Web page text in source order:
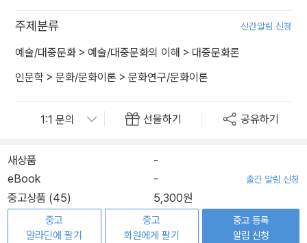
주제분류 신간알림 신청
예술/대중문화 > 예술/대중문화의 이해 > 대중문화론
인문학 > 문화/문화이론 > 문화연구/문화이론
선물하기 공유하기
새상품
-
eBook
- 출간 알림 신청
중고상품 (45) 5,300원
중고
알라딘에 팔기
중고
회원에게 팔기
중고 등록
알림 신청